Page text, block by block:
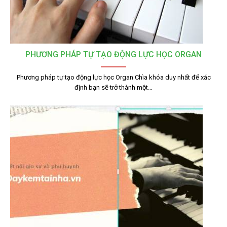
PHƯƠNG PHÁP TỰ TẠO ĐỘNG LỰC HỌC ORGAN
Phương pháp tự tạo động lực học Organ Chìa khóa duy nhất để xác
định bạn sẽ trở thành một…